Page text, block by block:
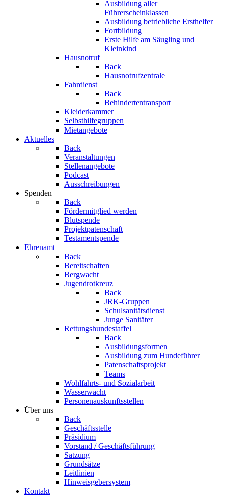
Ausbildung aller
Führerscheinklassen
Ausbildung betriebliche Ersthelfer
Fortbildung
Erste Hilfe am Säugling und
Kleinkind
Hausnotruf
Back
Hausnotrufzentrale
Fahrdienst
Back
Behindertentransport
Kleiderkammer
Selbsthilfegruppen
Mietangebote
Aktuelles
Back
Veranstaltungen
Stellenangebote
Podcast
Ausschreibungen
Spenden
Back
Fördermitglied werden
Blutspende
Projektpatenschaft
Testamentspende
Ehrenamt
Back
Bereitschaften
Bergwacht
Jugendrotkreuz
Back
JRK-Gruppen
Schulsanitätsdienst
Junge Sanitäter
Rettungshundestaffel
Back
Ausbildungsformen
Ausbildung zum Hundeführer
Patenschaftsprojekt
Teams
Wohlfahrts- und Sozialarbeit
Wasserwacht
Personenauskunftsstellen
Über uns
Back
Geschäftsstelle
Präsidium
Vorstand / Geschäftsführung
Satzung
Grundsätze
Leitlinien
Hinweisgebersystem
Kontakt